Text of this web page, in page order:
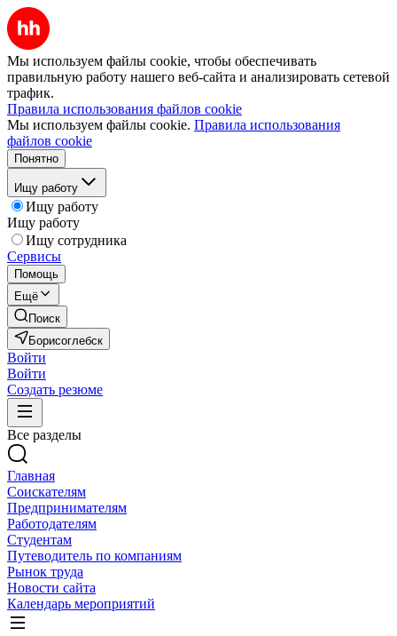
Мы используем файлы cookie, чтобы обеспечивать
правильную работу нашего веб-сайта и анализировать сетевой
трафик.
Правила использования файлов cookie
Мы используем файлы cookie. Правила использования
файлов cookie
Понятно
Ищу работу
Ищу работу
Ищу работу
Ищу сотрудника
Сервисы
Помощь
Ещё
Поиск
Борисоглебск
Войти
Войти
Создать резюме
Все разделы
Главная
Соискателям
Предпринимателям
Работодателям
Студентам
Путеводитель по компаниям
Рынок труда
Новости сайта
Календарь мероприятий